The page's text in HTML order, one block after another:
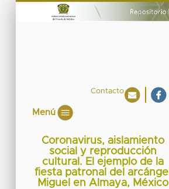
Contacto
Menú
Coronavirus, aislamiento
social y reproducción
cultural. El ejemplo de la
fiesta patronal del arcángel
Miguel en Almaya, México